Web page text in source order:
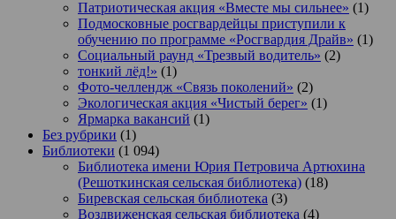
Патриотическая акция «Вместе мы сильнее» (1)
Подмосковные росгвардейцы приступили к
обучению по программе «Росгвардия Драйв» (1)
Социальный раунд «Трезвый водитель» (2)
тонкий лёд!» (1)
Фото-челлендж «Связь поколений» (2)
Экологическая акция «Чистый берег» (1)
Ярмарка вакансий (1)
Без рубрики (1)
Библиотеки (1 094)
Библиотека имени Юрия Петровича Артюхина
(Решоткинская сельская библиотека) (18)
Биревская сельская библиотека (3)
Воздвиженская сельская библиотека (4)